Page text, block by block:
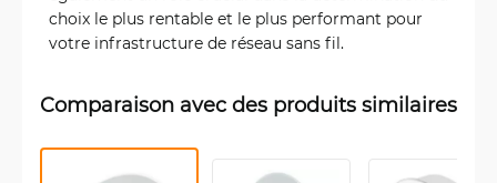
choix le plus rentable et le plus performant pour
votre infrastructure de réseau sans fil.
Comparaison avec des produits similaires